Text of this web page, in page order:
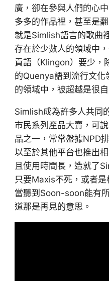
廣，卻在參與人們的心
多多的作品裡，甚至是
就是Simlish語言的歌曲
存在於少數人的領域中
貢語（Klingon）要少，
的Quenya語到流行文化
的領域中，被超越是很
Simlish成為許多人共同
市民系列產品大賣，可
品之一，常常盤據NPD
以至於其他平台也推出
且使用時間長，造就了
只要Maxis不死，或者是
當聽到Soon-soon能有
道那是再見的意思。